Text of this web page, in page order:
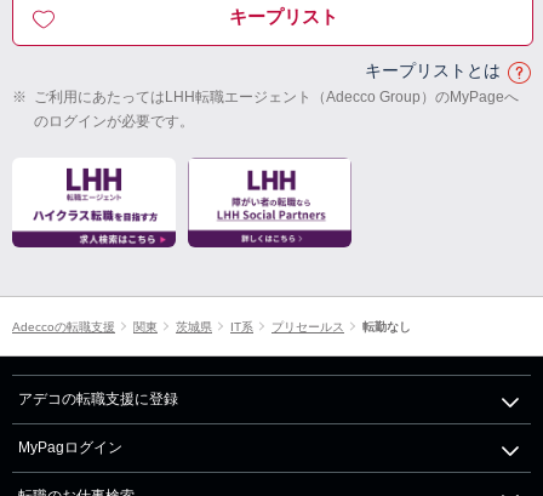
キープリスト
キープリストとは
※ ご利用にあたってはLHH転職エージェント（Adecco Group）のMyPageへ
のログインが必要です。
Adeccoの転職支援 関東 茨城県 IT系 プリセールス 転勤なし
アデコの転職支援に登録
MyPagログイン